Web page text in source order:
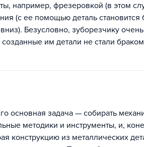
например, фрезеровкой (в этом
(с ее помощью деталь становится
Безусловно, зуборезчику
им детали не стали
основная задача — собирать
методики и инструменты, и,
конструкцию из металлических